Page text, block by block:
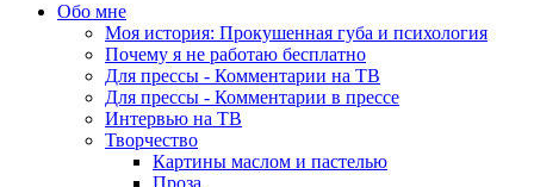
Обо мне
Моя история: Прокушенная губа и психология
Почему я не работаю бесплатно
Для прессы - Комментарии на ТВ
Для прессы - Комментарии в прессе
Интервью на ТВ
Творчество
Картины маслом и пастелью
Проза